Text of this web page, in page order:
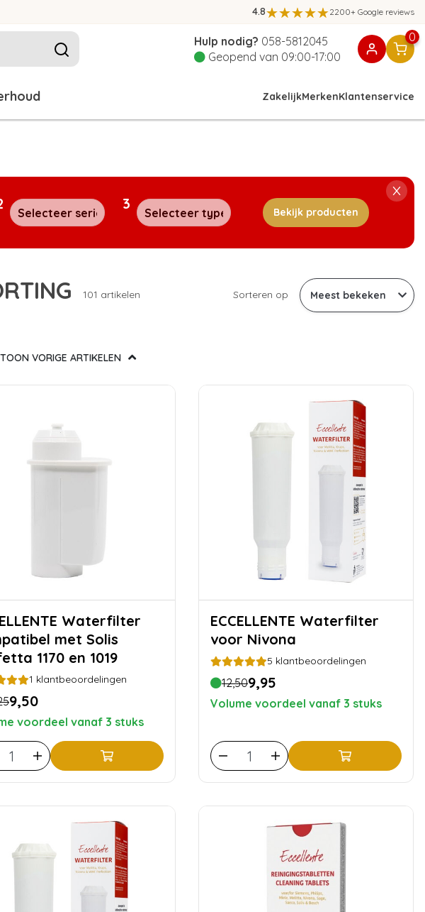
4.8 2200+ Google reviews
Hulp nodig? 058-5812045
Geopend van 09:00-17:00
0
ZakelijkMerkenKlantenservice
3 Bekijk producten
101 artikelen Sorteren op
TOON VORIGE ARTIKELEN
Waterfilter
met Solis
1170 en 1019
1 klantbeoordelingen
9,50
voordeel vanaf 3 stuks
ECCELLENTE Waterfilter
voor Nivona
5 klantbeoordelingen
12,509,95
Volume voordeel vanaf 3 stuks